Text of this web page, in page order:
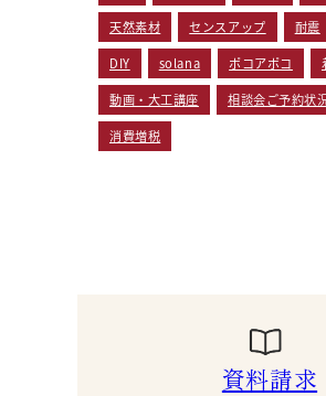
天然素材 センスアップ 耐震
DIY solana ポコアポコ
動画・大工講座 相談会ご予約状
消費増税
資料請求